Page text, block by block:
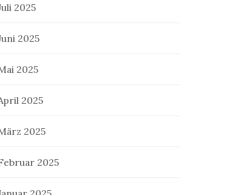
2025
2025
2025
2025
2025
2025